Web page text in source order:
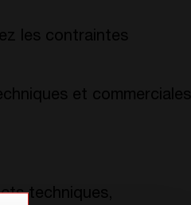
les contraintes
et commerciales
techniques,